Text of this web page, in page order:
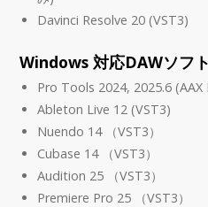
Davinci Resolve 20 (VST3)
Windows 対応DAWソフ
Pro Tools 2024, 2025.6
Ableton Live 12 (VST3)
Nuendo 14 （VST3）
Cubase 14 （VST3）
Audition 25 （VST3）
Premiere Pro 25 （VST3）